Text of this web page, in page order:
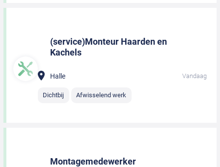
(service)Monteur Haarden en
Kachels
Halle Vandaag
Dichtbij Afwisselend werk
Montagemedewerker